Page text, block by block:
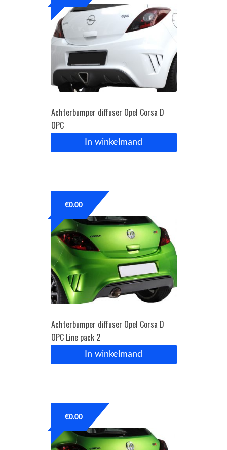
OPC Line
Bedrijfswagen parts
Inloggen / Registreren
Achterbumper diffuser Opel Corsa D
OPC
In winkelmand
Achterbumper diffuser Opel Corsa D
OPC Line pack 2
€0.00
In winkelmand
€0.00